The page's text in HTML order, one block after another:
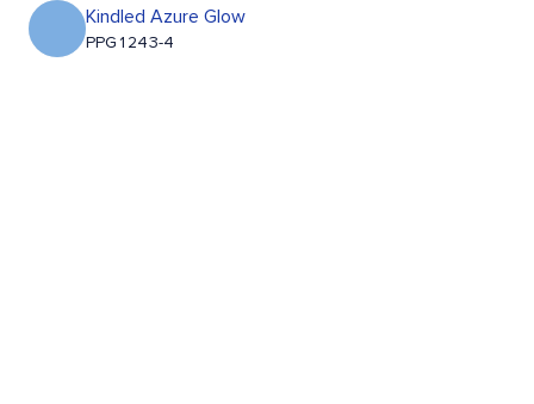
Kindled Azure Glow
PPG1243-4